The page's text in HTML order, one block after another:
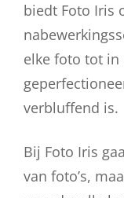
biedt Foto Iris
elke foto tot
verbluffend is.
Bij Foto Iris
van foto’s,